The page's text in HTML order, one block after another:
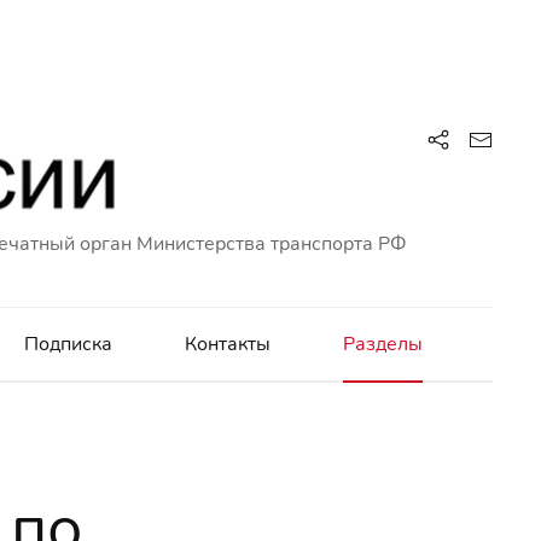
орган Министерства транспорта РФ
Подписка Контакты Разделы